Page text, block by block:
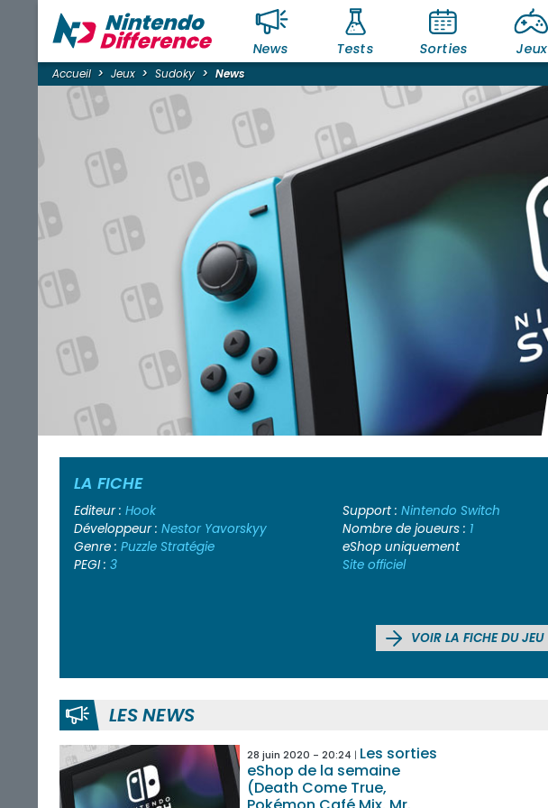
News Tests Sorties Jeux
Accueil Jeux Sudoky News
LA FICHE
Editeur : Hook
Développeur : Nestor Yavorskyy
Genre : Puzzle Stratégie
PEGI : 3
Support :Nintendo Switch
Nombre de joueurs : 1
eShop uniquement
Site officiel
VOIR LA FICHE DU JEU
LES NEWS
28 juin 2020 - 20:24
Les sorties
eShop de la semaine
(Death Come True,